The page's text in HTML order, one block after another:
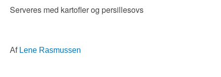
Serveres med kartofler og persillesovs
Af Lene Rasmussen